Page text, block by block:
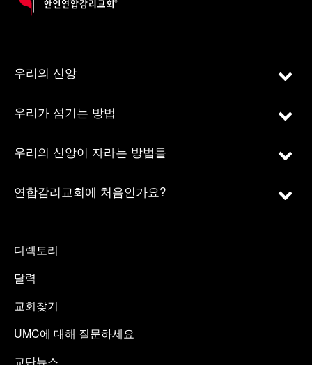
우리의 신앙
우리가 섬기는 방법
우리의 신앙이 자라는 방법들
연합감리교회에 처음인가요?
디렉토리
달력
교회찾기
UMC에 대해 질문하세요
교단뉴스